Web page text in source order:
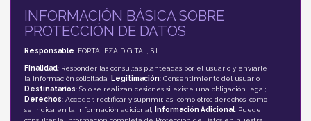
INFORMACIÓN BÁSICA SOBRE
PROTECCIÓN DE DATOS
Responsable: FORTALEZA DIGITAL, S.L.
Finalidad: Responder las consultas planteadas por el usuario y enviarle
la información solicitada; Legitimación: Consentimiento del usuario;
Destinatarios: Solo se realizan cesiones si existe una obligación legal;
Derechos: Acceder, rectificar y suprimir, así como otros derechos, como
se indica en la información adicional;
Información Adicional: Puede